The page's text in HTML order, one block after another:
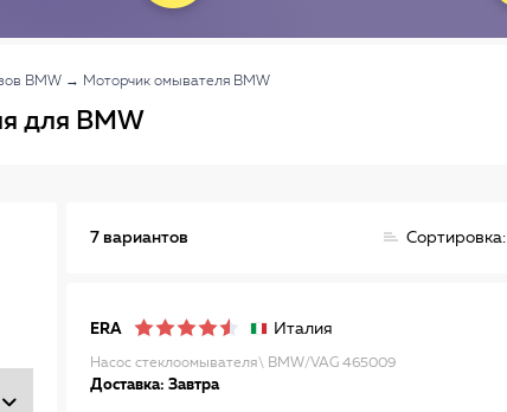
BMW → Моторчик омывателя BMW
для BMW
7 вариантов Сортировка:
ERA Италия
Насос стеклоомывателя\ BMW/VAG 465009
Доставка: Завтра